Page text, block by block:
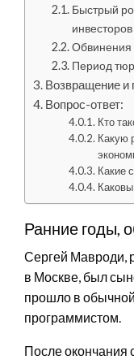
Быстрый
инвесторов
Обвинения
Период
Возвращение и
Вопрос-ответ:
Кто
Какую
Какие
Ранние годы,
Сергей Мавроди,
в Москве, был
прошло в обычной
программистом.
После окончания